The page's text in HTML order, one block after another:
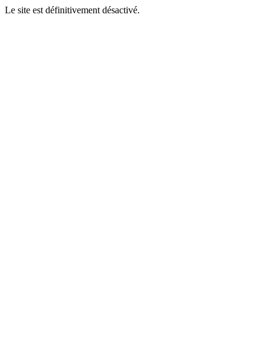
Le site est définitivement désactivé.